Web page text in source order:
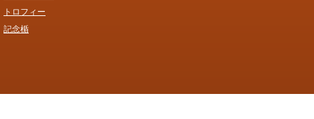
トロフィー
記念楯